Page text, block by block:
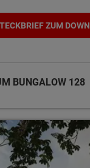
ZUM
BUNGALOW 128
umfangreich